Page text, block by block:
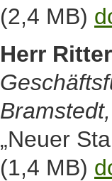
(2,4 MB)
Herr Ritter
„Neuer
(1,4 MB)